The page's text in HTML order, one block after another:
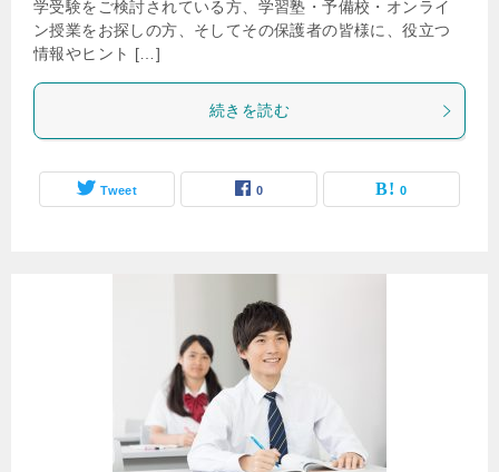
学受験をご検討されている方、学習塾・予備校・オンライ
ン授業をお探しの方、そしてその保護者の皆様に、役立つ
情報やヒント […]
続きを読む
Tweet 0 0